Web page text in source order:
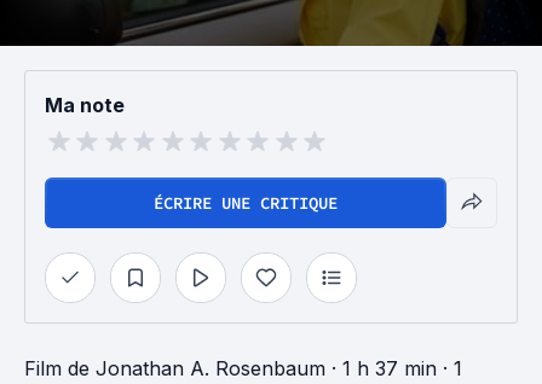
Ma note
ÉCRIRE UNE CRITIQUE
Film de Jonathan A. Rosenbaum · 1 h 37 min · 1